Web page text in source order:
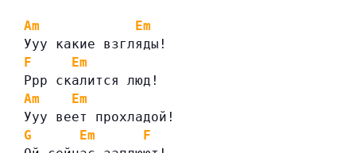
Am
Em
Ууу какие взгляды!
F
Em
Ррр скалится люд!
Am
Em
Ууу веет прохладой!
G
Em
F